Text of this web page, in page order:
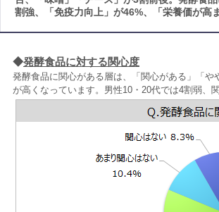
割強、「免疫力向上」が46%、「栄養価が高
◆発酵食品に対する関心度
発酵食品に関心がある層は、「関心がある」「
が高くなっています。男性10・20代では4割弱、